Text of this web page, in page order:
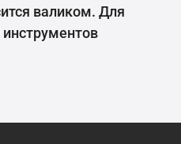
валиком. Для
инструментов